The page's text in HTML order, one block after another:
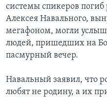
системы спикеров погиб
Алексея Навального,
мегафоном, могли
людей, пришедших на
пасмурный вечер.
Навальный заявил, что
любят не родину, а их